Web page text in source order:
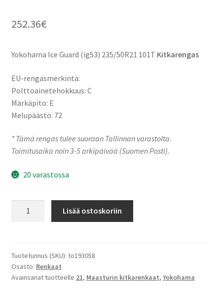
252.36€
Yokohama Ice Guard (ig53) 235/50R21 101T Kitkarengas
EU-rengasmerkintä:
Polttoainetehokkuus: C
Märkäpito: E
Melupäästö: 72
* Tämä rengas tulee suoraan Tallinnan varastolta.
Toimitusaika noin 3-5 arkipäivää (Suomen Posti).
20 varastossa
Guard
(ig53)
määrä
Lisää ostoskoriin
Tuotetunnus (SKU): to193058
Osasto: Renkaat
Avainsanat tuotteelle 21, Maasturin kitkarenkaat, Yokohama